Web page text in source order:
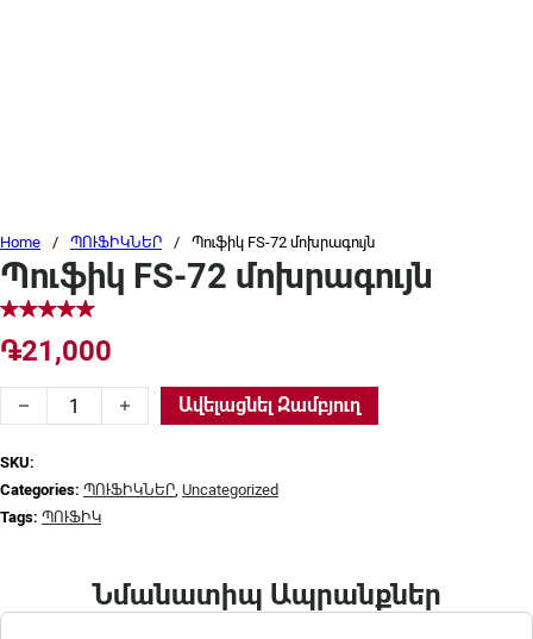
Home / ՊՈՒՖԻԿՆԵՐ / Պուֆիկ FS-72 մոխրագույն
Պուֆիկ FS-72 մոխրագույն
֏21,000
Պուֆիկ FS-72 մոխրագույն quantity
Ավելացնել Զամբյուղ
SKU:
Categories: ՊՈՒՖԻԿՆԵՐ, Uncategorized
Tags: ՊՈՒՖԻԿ
Նմանատիպ Ապրանքներ